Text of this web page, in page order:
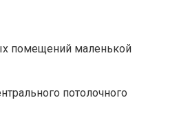
помещений маленькой
потолочного